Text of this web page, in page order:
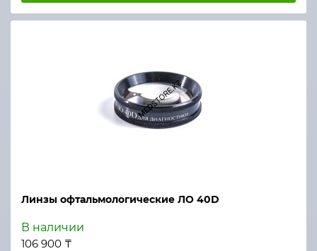
Линзы офтальмологические ЛО 40D
В наличии
106 900 ₸